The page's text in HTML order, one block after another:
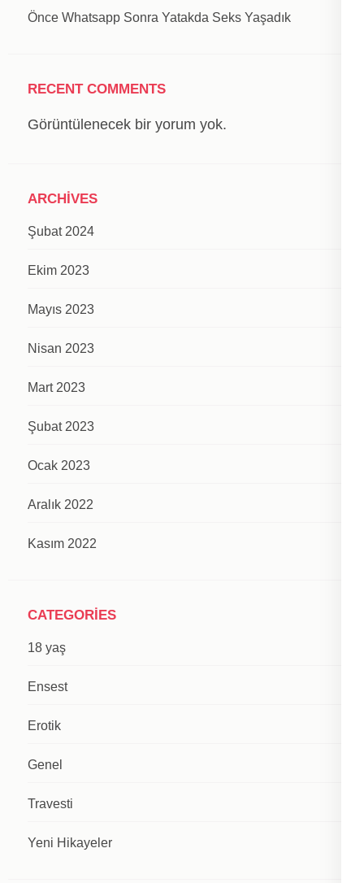
Önce Whatsapp Sonra Yatakda Seks Yaşadık
RECENT COMMENTS
Görüntülenecek bir yorum yok.
ARCHIVES
Şubat 2024
Ekim 2023
Mayıs 2023
Nisan 2023
Mart 2023
Şubat 2023
Ocak 2023
Aralık 2022
Kasım 2022
CATEGORIES
18 yaş
Ensest
Erotik
Genel
Travesti
Yeni Hikayeler